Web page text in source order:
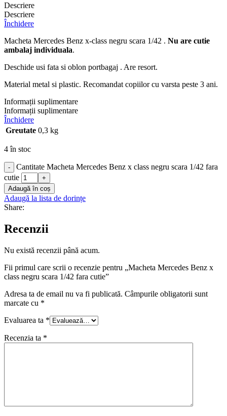
Descriere
Descriere
Închidere
Macheta Mercedes Benz x-class negru scara 1/42 . Nu are cutie
ambalaj individuala.
Deschide usi fata si oblon portbagaj . Are resort.
Material metal si plastic. Recomandat copiilor cu varsta peste 3 ani.
Informații suplimentare
Informații suplimentare
Închidere
Greutate 0,3 kg
4 în stoc
-
Cantitate Macheta Mercedes Benz x class negru scara 1/42 fara
cutie
+
Adaugă în coș
Adaugă la lista de dorințe
Share:
Recenzii
Nu există recenzii până acum.
Fii primul care scrii o recenzie pentru „Macheta Mercedes Benz x
class negru scara 1/42 fara cutie”
Adresa ta de email nu va fi publicată. Câmpurile obligatorii sunt
marcate cu *
Evaluarea ta *
Recenzia ta *